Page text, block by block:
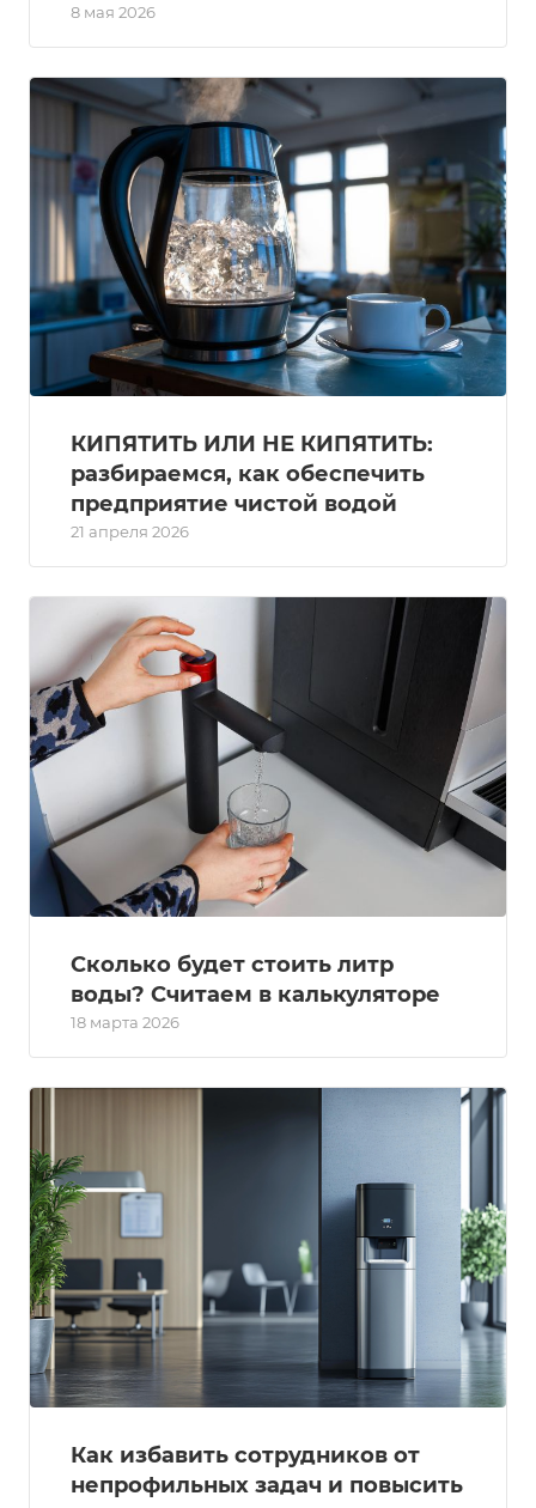
8 мая 2026
КИПЯТИТЬ ИЛИ НЕ КИПЯТИТЬ:
разбираемся, как обеспечить
предприятие чистой водой
21 апреля 2026
Сколько будет стоить литр
воды? Считаем в калькуляторе
18 марта 2026
Как избавить сотрудников от
непрофильных задач и повысить